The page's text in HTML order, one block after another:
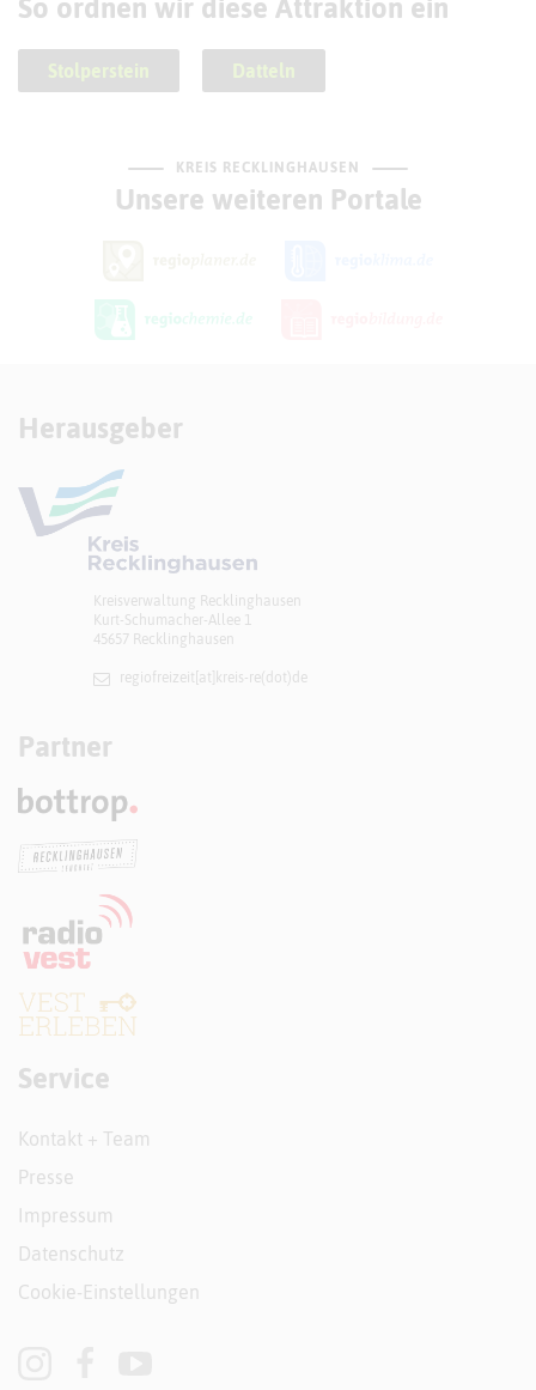
So ordnen wir diese Attraktion ein
Stolperstein Datteln
KREIS RECKLINGHAUSEN
Unsere weiteren Portale
Herausgeber
Kreisverwaltung Recklinghausen
Kurt-Schumacher-Allee 1
45657 Recklinghausen
regiofreizeit[at]​kreis-re(dot)de
Partner
Service
Kontakt + Team
Presse
Impressum
Datenschutz
Cookie-Einstellungen